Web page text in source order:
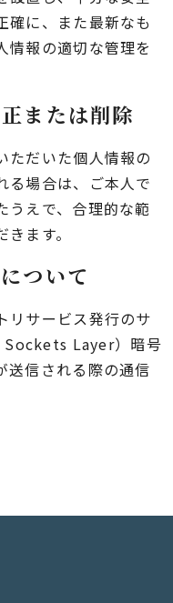
確に、また最新なも
情報の適切な管理を
または削除
ただいた個人情報の
る場合は、ご本人で
うえで、合理的な範
ます。
ついて
リサービス発行のサ
Sockets Layer）暗号
送信される際の通信